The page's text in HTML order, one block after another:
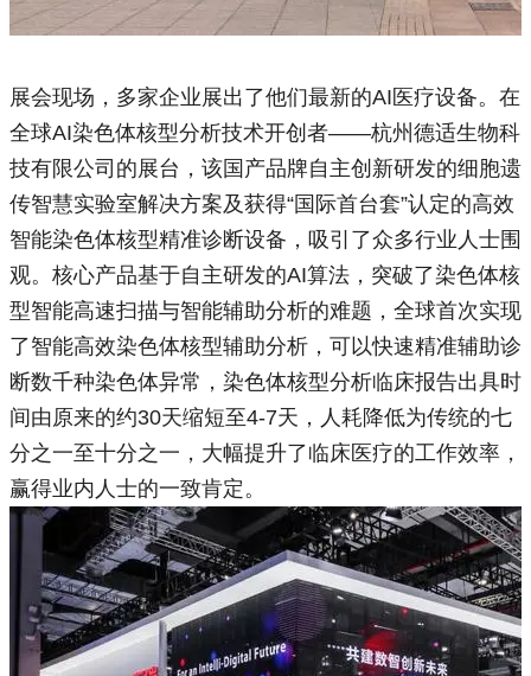
展会现场，多家企业展出了他们最新的AI医疗设备。在
全球AI染色体核型分析技术开创者——杭州德适生物科
技有限公司的展台，该国产品牌自主创新研发的细胞遗
传智慧实验室解决方案及获得“国际首台套”认定的高效
智能染色体核型精准诊断设备，吸引了众多行业人士围
观。核心产品基于自主研发的AI算法，突破了染色体核
型智能高速扫描与智能辅助分析的难题，全球首次实现
了智能高效染色体核型辅助分析，可以快速精准辅助诊
断数千种染色体异常，染色体核型分析临床报告出具时
间由原来的约30天缩短至4-7天，人耗降低为传统的七
分之一至十分之一，大幅提升了临床医疗的工作效率，
赢得业内人士的一致肯定。